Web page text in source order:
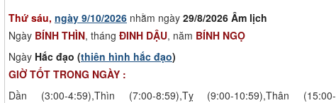
Thứ sáu, ngày 9/10/2026 nhằm ngày 29/8/2026 Âm lịch
Ngày BÍNH THÌN, tháng ĐINH DẬU, năm BÍNH NGỌ
Ngày Hắc đạo (thiên hình hắc đạo)
GIỜ TỐT TRONG NGÀY :
Dần (3:00-4:59),Thìn (7:00-8:59),Tỵ (9:00-10:59),Thân (15:00-